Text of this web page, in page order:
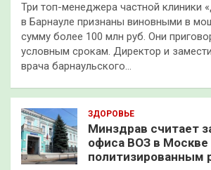
Три топ-менеджера частной клиники
в Барнауле признаны виновными в
сумму более 100 млн руб. Они
условным срокам. Директор и
врача барнаульского…
ЗДОРОВЬЕ
Минздрав считает
офиса ВОЗ в Москве
политизированным